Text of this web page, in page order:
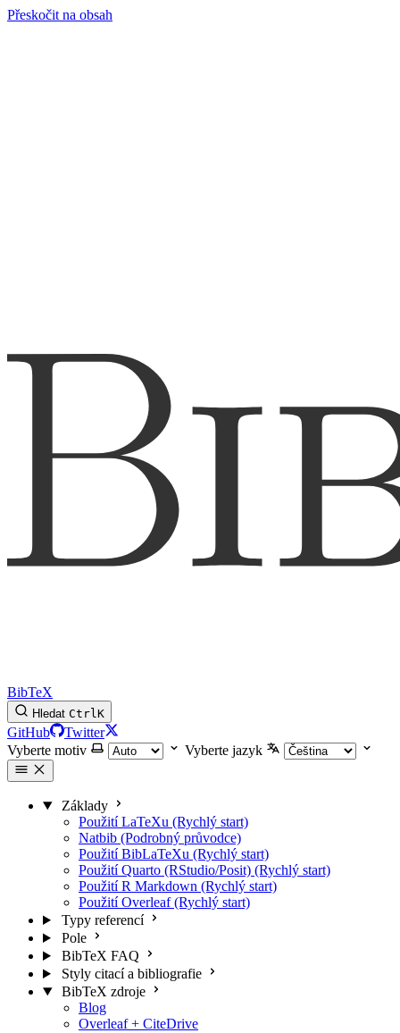
Přeskočit na obsah
BibTeX
Hledat CtrlK
GitHub
Twitter
Vyberte motiv
Vyberte jazyk
Základy
Použití LaTeXu (Rychlý start)
Natbib (Podrobný průvodce)
Použití BibLaTeXu (Rychlý start)
Použití Quarto (RStudio/Posit) (Rychlý start)
Použití R Markdown (Rychlý start)
Použití Overleaf (Rychlý start)
Typy referencí
Pole
BibTeX FAQ
Styly citací a bibliografie
BibTeX zdroje
Blog
Overleaf + CiteDrive